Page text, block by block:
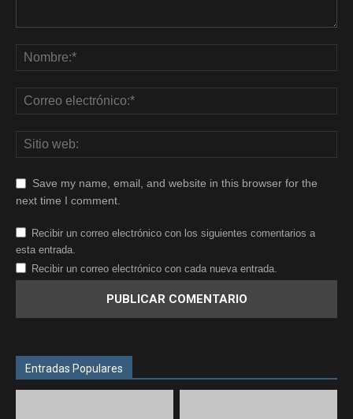
Save my name, email, and website in this browser for the
next time I comment.
Recibir un correo electrónico con los siguientes comentarios a
esta entrada.
Recibir un correo electrónico con cada nueva entrada.
Entradas Populares